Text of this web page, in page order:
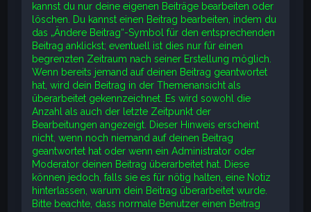
kannst du nur deine eigenen Beiträge bearbeiten oder
löschen. Du kannst einen Beitrag bearbeiten, indem du
das „Ändere Beitrag“-Symbol für den entsprechenden
Beitrag anklickst; eventuell ist dies nur für einen
begrenzten Zeitraum nach seiner Erstellung möglich.
Wenn bereits jemand auf deinen Beitrag geantwortet
hat, wird dein Beitrag in der Themenansicht als
überarbeitet gekennzeichnet. Es wird sowohl die
Anzahl als auch der letzte Zeitpunkt der
Bearbeitungen angezeigt. Dieser Hinweis erscheint
nicht, wenn noch niemand auf deinen Beitrag
geantwortet hat oder wenn ein Administrator oder
Moderator deinen Beitrag überarbeitet hat. Diese
können jedoch, falls sie es für nötig halten, eine Notiz
hinterlassen, warum dein Beitrag überarbeitet wurde.
Bitte beachte, dass normale Benutzer einen Beitrag